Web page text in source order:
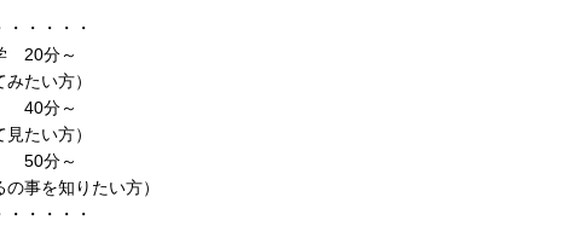
・・・・・
20分～
たい方）
40分～
たい方）
50分～
事を知りたい方）
・・・・・